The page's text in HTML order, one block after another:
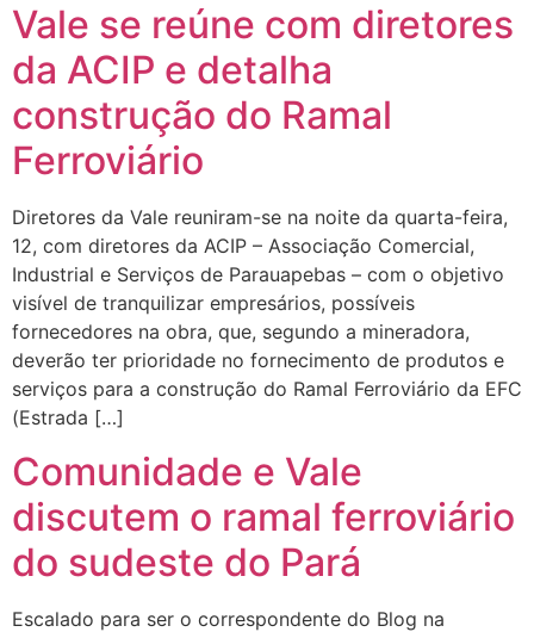
Vale se reúne com diretores
da ACIP e detalha
construção do Ramal
Ferroviário
Diretores da Vale reuniram-se na noite da quarta-feira,
12, com diretores da ACIP – Associação Comercial,
Industrial e Serviços de Parauapebas – com o objetivo
visível de tranquilizar empresários, possíveis
fornecedores na obra, que, segundo a mineradora,
deverão ter prioridade no fornecimento de produtos e
serviços para a construção do Ramal Ferroviário da EFC
(Estrada […]
Comunidade e Vale
discutem o ramal ferroviário
do sudeste do Pará
Escalado para ser o correspondente do Blog na